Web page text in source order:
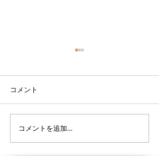
9月サーフスクールスケジ
ュール
コメント
コメントを追加…